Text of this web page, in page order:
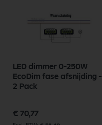
LED dimmer 0-250W
EcoDim fase afsnijding -
2 Pack
€ 70,77